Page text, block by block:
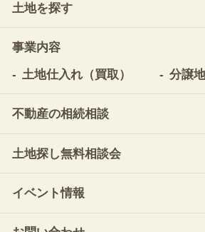
土地を探す
事業内容
土地仕入れ（買取）
分譲
不動産の相続相談
土地探し無料相談会
イベント情報